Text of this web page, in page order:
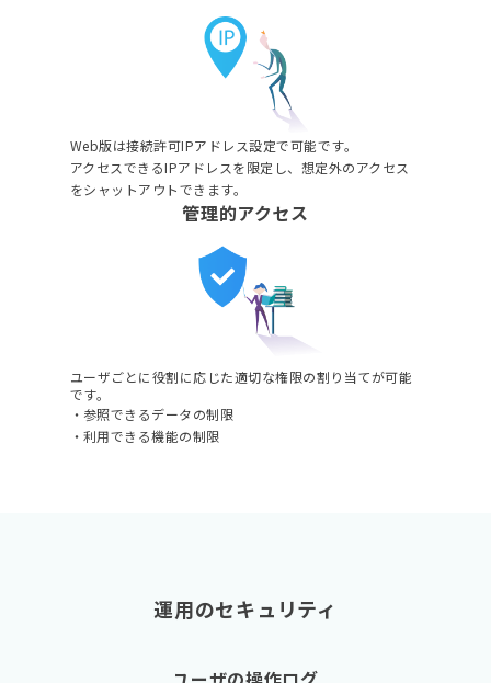
Web版は接続許可IPアドレス設定で可能です。
アクセスできるIPアドレスを限定し、想定外のアクセス
をシャットアウトできます。
管理的アクセス
ユーザごとに役割に応じた適切な権限の割り当てが可能
です。
参照できるデータの制限
利用できる機能の制限
運用のセキュリティ